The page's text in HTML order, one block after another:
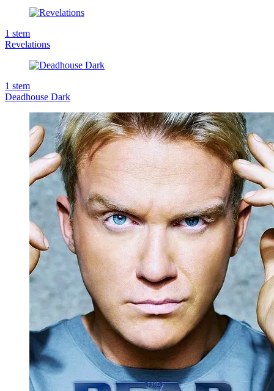
1 stem
Revelations
1 stem
Deadhouse Dark